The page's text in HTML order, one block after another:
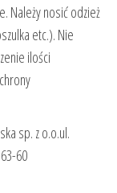
Należy nosić odzież
etc.). Nie
ilości
sp. z o.o.ul.
60